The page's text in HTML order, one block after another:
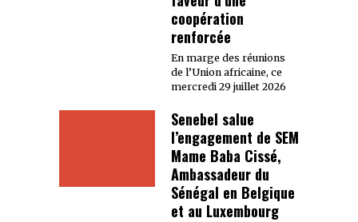
coopération
renforcée
En marge des réunions
de l’Union africaine, ce
mercredi 29 juillet 2026
Senebel salue
l’engagement de SEM
Mame Baba Cissé,
Ambassadeur du
Sénégal en Belgique
et au Luxembourg